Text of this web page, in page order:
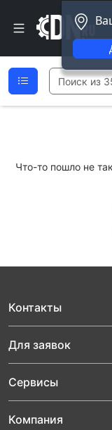
Что-то пошло не
Контакты
Для заявок
Сервисы
Компания